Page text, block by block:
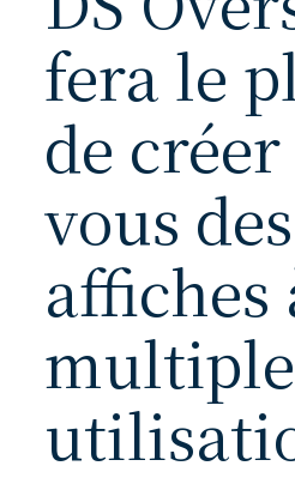
fera le
de
vous des
affiches